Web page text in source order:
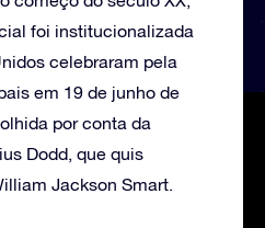
foi institucionalizada
celebraram pela
em 19 de junho de
por conta da
Dodd, que quis
Jackson Smart.